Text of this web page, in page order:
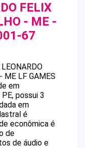
FELIX
- ME -
67
ME LF GAMES
em
possui 3
em
é
econômica é
de
de áudio e